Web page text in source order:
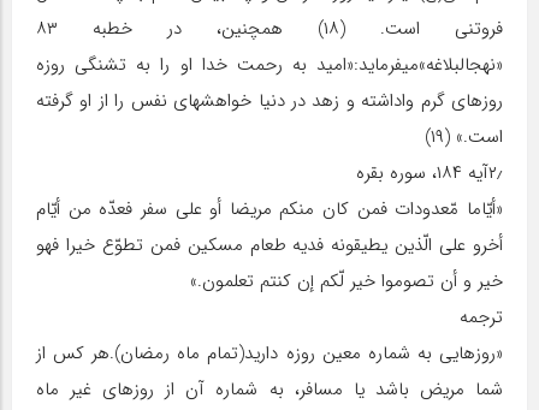
فروتنی است. (۱۸) همچنین، در خطبه ۸۳
«نهج‏البلاغه»می‏فرماید:«امید به رحمت خدا او را به تشنگی روزه
روزهای گرم واداشته و زهد در دنیا خواهش‏های نفس را از او گرفته
است.» (۱۹)
۲٫آیه ۱۸۴، سوره بقره
«أیّاما مّعدودات فمن کان منکم مریضا أو علی سفر فعدّه من أیّام
أخرو علی الّذین یطیقونه فدیه طعام مسکین فمن تطوّع خیرا فهو
خیر و أن تصوموا خیر لّکم إن کنتم تعلمون.»
ترجمه
«روزهایی به شماره معین روزه دارید(تمام ماه رمضان).هر کس از
شما مریض باشد یا مسافر، به شماره آن از روزهای غیر ماه